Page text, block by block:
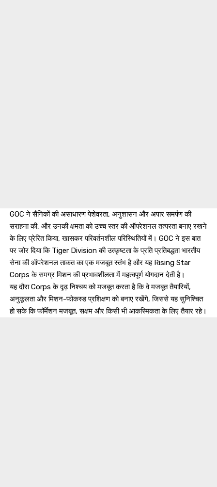
GOC ने सैनिकों की असाधारण पेशेवरता, अनुशासन और अपार समर्पण की
सराहना की, और उनकी क्षमता को उच्च स्तर की ऑपरेशनल तत्परता बनाए रखने
के लिए प्रेरित किया, खासकर परिवर्तनशील परिस्थितियों में। GOC ने इस बात
पर जोर दिया कि Tiger Division की उत्कृष्टता के प्रति प्रतिबद्धता भारतीय
सेना की ऑपरेशनल ताकत का एक मजबूत स्तंभ है और यह Rising Star
Corps के समग्र मिशन की प्रभावशीलता में महत्वपूर्ण योगदान देती है।
यह दौरा Corps के दृढ़ निश्चय को मजबूत करता है कि वे मजबूत तैयारियों,
अनुकूलता और मिशन-फोकस्ड प्रशिक्षण को बनाए रखेंगे, जिससे यह सुनिश्चित
हो सके कि फॉर्मेशन मजबूत, सक्षम और किसी भी आकस्मिकता के लिए तैयार रहे।